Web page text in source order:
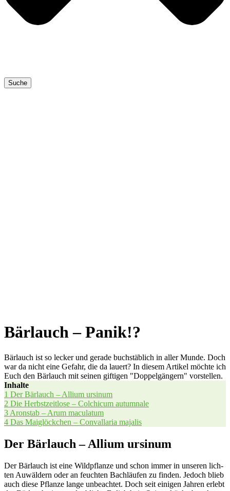
Suche
Bärlauch – Panik!?
Bärlauch ist so lecker und gerade buchstäblich in aller Munde. Doch
war da nicht eine Gefahr, die da lauert? In diesem Artikel möchte ich
Euch den Bärlauch mit seinen giftigen "Doppelgängern" vorstellen.
Inhal­te
1 Der Bär­lauch – Alli­um ursinum
2 Die Herbst­zeit­lo­se – Col­chi­cum autumnale
3 Aron­stab – Arum maculatum
4 Das Mai­glöck­chen – Con­vall­aria majalis
Der Bärlauch – Allium ursinum
Der Bär­lauch ist eine Wild­pflan­ze und schon immer in unse­ren lich­
ten Auwäl­dern oder an feuch­ten Bach­läu­fen zu fin­den. Jedoch blieb
auch die­se Pflan­ze lan­ge unbe­ach­tet. Doch seit eini­gen Jah­ren erlebt